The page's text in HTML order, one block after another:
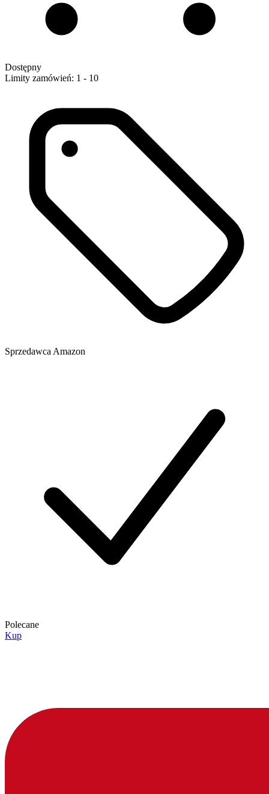
Dostępny
Limity zamówień: 1 - 10
Sprzedawca Amazon
Polecane
Kup